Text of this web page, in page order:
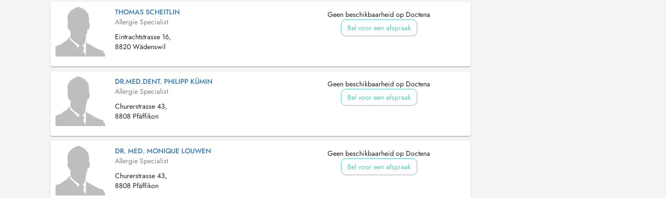
THOMAS SCHEITLIN
Allergie Specialist
Eintrachtstrasse 16,
8820 Wädenswil
Geen beschikbaarheid op Doctena
Bel voor een afspraak
DR.MED.DENT. PHILIPP KÜMIN
Allergie Specialist
Churerstrasse 43,
8808 Pfäffikon
Geen beschikbaarheid op Doctena
Bel voor een afspraak
DR. MED. MONIQUE LOUWEN
Allergie Specialist
Churerstrasse 43,
8808 Pfäffikon
Geen beschikbaarheid op Doctena
Bel voor een afspraak